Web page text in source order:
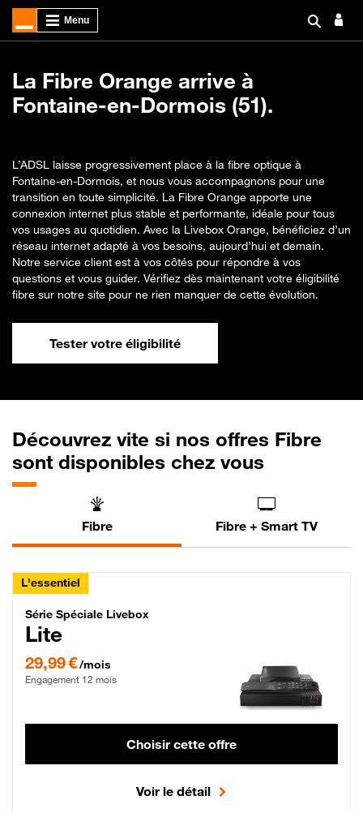
La Fibre Orange arrive à
Fontaine-en-Dormois (51).
L’ADSL laisse progressivement place à la fibre optique à
Fontaine-en-Dormois, et nous vous accompagnons pour une
transition en toute simplicité. La Fibre Orange apporte une
connexion internet plus stable et performante, idéale pour tous
vos usages au quotidien. Avec la Livebox Orange, bénéficiez d’un
réseau internet adapté à vos besoins, aujourd’hui et demain.
Notre service client est à vos côtés pour répondre à vos
questions et vous guider. Vérifiez dès maintenant votre éligibilité
fibre sur notre site pour ne rien manquer de cette évolution.
Tester votre éligibilité
Découvrez vite si nos offres Fibre
sont disponibles chez vous
Fibre Fibre + Smart TV
L'essentiel
Série Spéciale Livebox Lite Fibre
Série Spéciale Livebox
Lite
29,99 €/mois
Engagement 12 mois
Choisir cette offre
Voir le détail